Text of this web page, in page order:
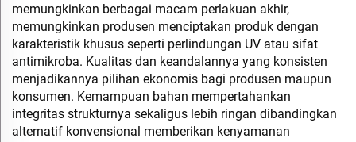
memungkinkan berbagai macam perlakuan akhir,
memungkinkan produsen menciptakan produk dengan
karakteristik khusus seperti perlindungan UV atau sifat
antimikroba. Kualitas dan keandalannya yang konsisten
menjadikannya pilihan ekonomis bagi produsen maupun
konsumen. Kemampuan bahan mempertahankan
integritas strukturnya sekaligus lebih ringan dibandingkan
alternatif konvensional memberikan kenyamanan